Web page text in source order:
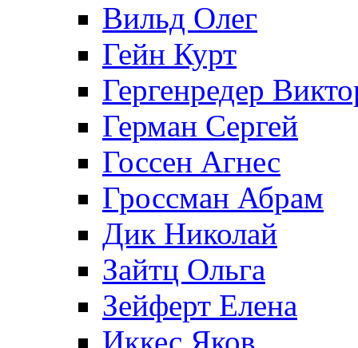
Вильд Олег
Гейн Курт
Гергенредер
Герман Сергей
Госсен Агнес
Гроссман Абрам
Дик Николай
Зайтц Ольга
Зейферт Елена